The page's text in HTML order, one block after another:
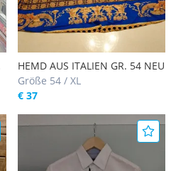
HEMD AUS ITALIEN GR. 54 NEU
Größe 54 / XL
€ 37